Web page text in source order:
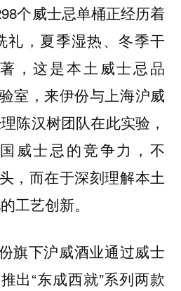
个威士忌单桶正经历着
礼，夏季湿热、冬季干
，这是本土威士忌品
室，来伊份与上海沪威
陈汉树团队在此实验，
威士忌的竞争力，不
，而在于深刻理解本土
工艺创新。
旗下沪威酒业通过威士
出“东成西就”系列两款